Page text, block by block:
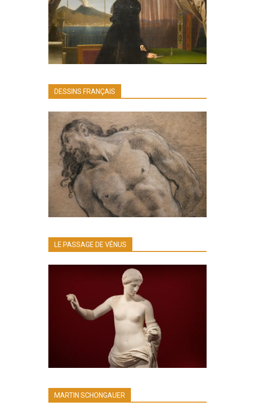
DESSINS FRANÇAIS
LE PASSAGE DE VÉNUS
MARTIN SCHONGAUER